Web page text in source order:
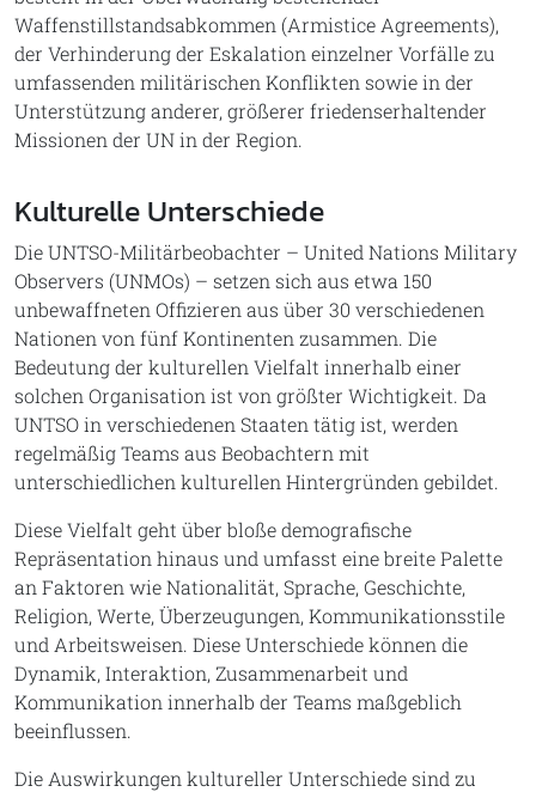
Waffenstillstandsabkommen (Armistice Agreements),
der Verhinderung der Eskalation einzelner Vorfälle zu
umfassenden militärischen Konflikten sowie in der
Unterstützung anderer, größerer friedenserhaltender
Missionen der UN in der Region.
Kulturelle Unterschiede
Die UNTSO-Militärbeobachter – United Nations Military
Observers (UNMOs) – setzen sich aus etwa 150
unbewaffneten Offizieren aus über 30 verschiedenen
Nationen von fünf Kontinenten zusammen. Die
Bedeutung der kulturellen Vielfalt innerhalb einer
solchen Organisation ist von größter Wichtigkeit. Da
UNTSO in verschiedenen Staaten tätig ist, werden
regelmäßig Teams aus Beobachtern mit
unterschiedlichen kulturellen Hintergründen gebildet.
Diese Vielfalt geht über bloße demografische
Repräsentation hinaus und umfasst eine breite Palette
an Faktoren wie Nationalität, Sprache, Geschichte,
Religion, Werte, Überzeugungen, Kommunikationsstile
und Arbeitsweisen. Diese Unterschiede können die
Dynamik, Interaktion, Zusammenarbeit und
Kommunikation innerhalb der Teams maßgeblich
beeinflussen.
Die Auswirkungen kultureller Unterschiede sind zu